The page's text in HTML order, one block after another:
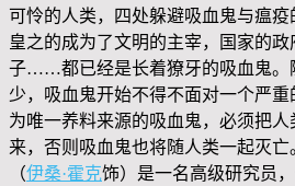
可怜的人类，四处躲避吸血鬼与瘟
皇之的成为了文明的主宰，国家的
子……都已经是长着獠牙的吸血鬼。
少，吸血鬼开始不得不面对一个严
为唯一养料来源的吸血鬼，必须把
来，否则吸血鬼也将随人类一起灭
（伊桑·霍克饰）是一名高级研究员